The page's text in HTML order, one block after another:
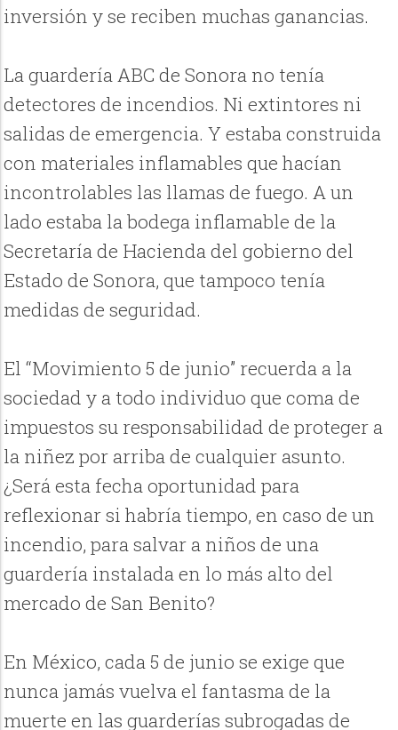
inversión y se reciben muchas ganancias.
La guardería ABC de Sonora no tenía
detectores de incendios. Ni extintores ni
salidas de emergencia. Y estaba construida
con materiales inflamables que hacían
incontrolables las llamas de fuego. A un
lado estaba la bodega inflamable de la
Secretaría de Hacienda del gobierno del
Estado de Sonora, que tampoco tenía
medidas de seguridad.
El “Movimiento 5 de junio” recuerda a la
sociedad y a todo individuo que coma de
impuestos su responsabilidad de proteger a
la niñez por arriba de cualquier asunto.
¿Será esta fecha oportunidad para
reflexionar si habría tiempo, en caso de un
incendio, para salvar a niños de una
guardería instalada en lo más alto del
mercado de San Benito?
En México, cada 5 de junio se exige que
nunca jamás vuelva el fantasma de la
muerte en las guarderías subrogadas de